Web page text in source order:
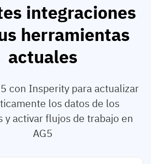
integraciones
herramientas
actuales
con Insperity para actualizar
los datos de los
y activar flujos de trabajo en
AG5